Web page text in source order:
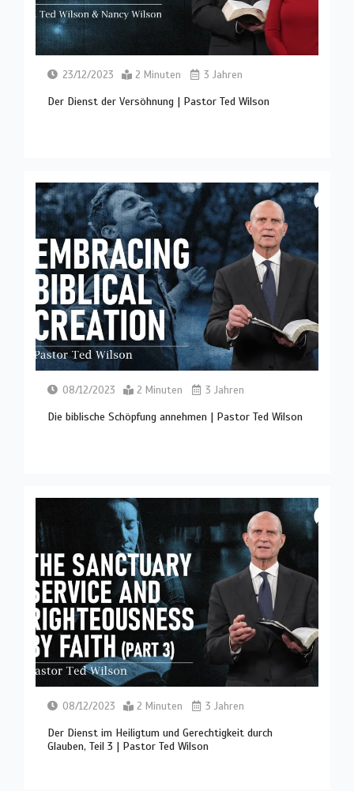
23/12/2023 2 Minuten 3 Jahren
Der Dienst der Versöhnung | Pastor Ted Wilson
08/12/2023 2 Minuten 3 Jahren
Die biblische Schöpfung annehmen | Pastor Ted Wilson
08/12/2023 2 Minuten 3 Jahren
Der Dienst im Heiligtum und Gerechtigkeit durch
Glauben, Teil 3 | Pastor Ted Wilson